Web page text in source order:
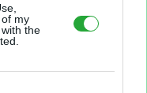
my
the